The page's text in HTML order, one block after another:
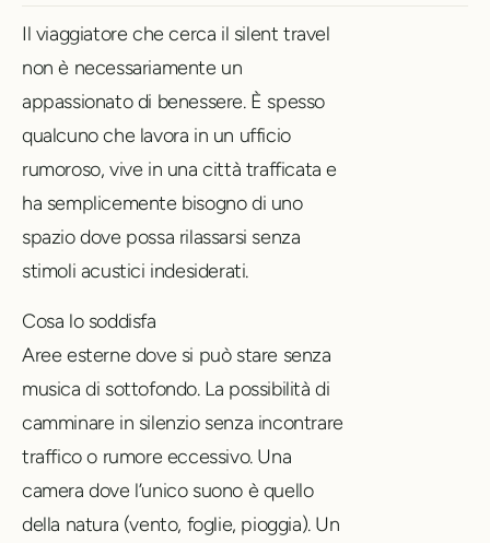
Il viaggiatore che cerca il silent travel
non è necessariamente un
appassionato di benessere. È spesso
qualcuno che lavora in un ufficio
rumoroso, vive in una città trafficata e
ha semplicemente bisogno di uno
spazio dove possa rilassarsi senza
stimoli acustici indesiderati.
Cosa lo soddisfa
Aree esterne dove si può stare senza
musica di sottofondo. La possibilità di
camminare in silenzio senza incontrare
traffico o rumore eccessivo. Una
camera dove l’unico suono è quello
della natura (vento, foglie, pioggia). Un